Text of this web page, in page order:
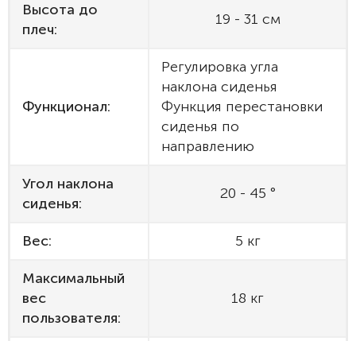
Высота до
плеч:
19 - 31 см
Функционал:
Регулировка угла
наклона сиденья
Функция перестановки
сиденья по
направлению
Угол наклона
сиденья:
20 - 45 °
Вес: 5 кг
Максимальный
вес
пользователя:
18 кг